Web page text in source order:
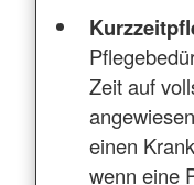
Zeit auf
einen
wenn eine